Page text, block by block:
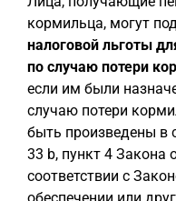
кормильца, могут
налоговой льготы
по случаю потери
если им были
случаю потери
быть произведены в
33 b, пункт 4 Закона
соответствии с